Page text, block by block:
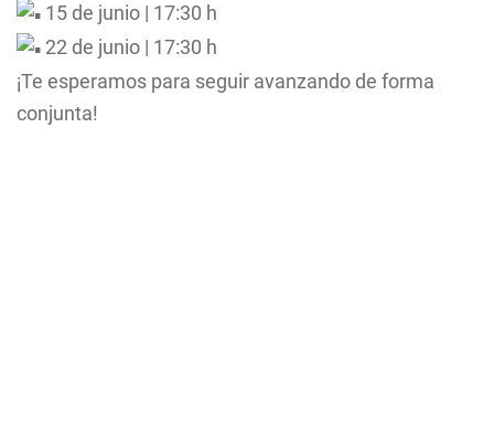
15 de junio | 17:30 h
22 de junio | 17:30 h
¡Te esperamos para seguir avanzando de forma
conjunta!